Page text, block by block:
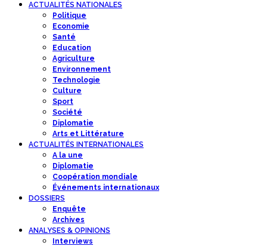
ACTUALITÉS NATIONALES
Politique
Economie
Santé
Education
Agriculture
Environnement
Technologie
Culture
Sport
Société
Diplomatie
Arts et Littérature
ACTUALITÉS INTERNATIONALES
A la une
Diplomatie
Coopération mondiale
Événements internationaux
DOSSIERS
Enquête
Archives
ANALYSES & OPINIONS
Interviews